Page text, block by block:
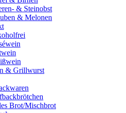
& Steinobst
& Melonen
& Grillwurst
Brot/Mischbrot